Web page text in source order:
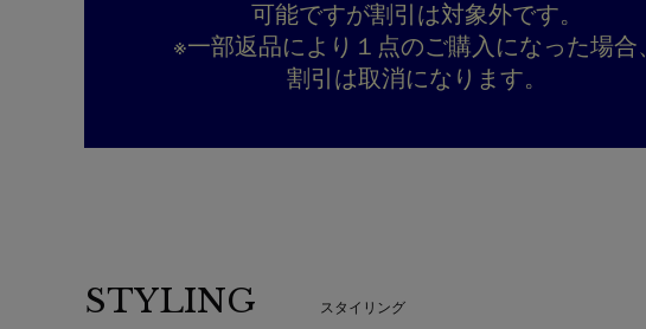
可能ですが割引は対象外です。
※一部返品により１点のご購入になった場合、
割引は取消になります。
STYLING スタイリング